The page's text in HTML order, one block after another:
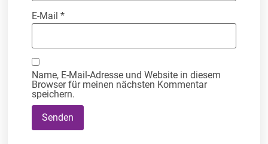
E-Mail*
Name, E-Mail-Adresse und Website in diesem
Browser für meinen nächsten Kommentar
speichern.